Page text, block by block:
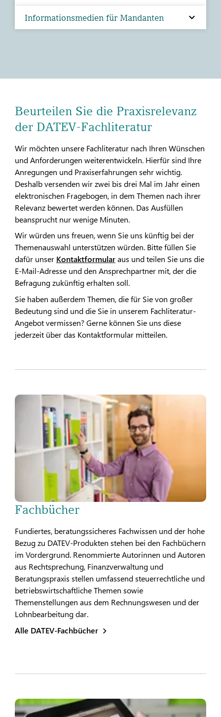
Informationsmedien für Mandanten
Beurteilen Sie die Praxisrelevanz
der DATEV-Fachliteratur
Wir möchten unsere Fachliteratur nach Ihren Wünschen
und Anforderungen weiterentwickeln. Hierfür sind Ihre
Anregungen und Praxiserfahrungen sehr wichtig.
Deshalb versenden wir zwei bis drei Mal im Jahr einen
elektronischen Fragebogen, in dem Themen nach ihrer
Relevanz bewertet werden können. Das Ausfüllen
beansprucht nur wenige Minuten.
Wir würden uns freuen, wenn Sie uns künftig bei der
Themenauswahl unterstützen würden. Bitte füllen Sie
dafür unser Kontaktformularaus und teilen Sie uns die
E-Mail-Adresse und den Ansprechpartner mit, der die
Befragung zukünftig erhalten soll.
Sie haben außerdem Themen, die für Sie von großer
Bedeutung sind und die Sie in unserem Fachliteratur-
Angebot vermissen? Gerne können Sie uns diese
jederzeit über das Kontaktformular mitteilen.
Fachbücher
Fundiertes, beratungssicheres Fachwissen und der hohe
Bezug zu DATEV-Produkten stehen bei den Fachbüchern
im Vordergrund. Renommierte Autorinnen und Autoren
aus Rechtsprechung, Finanzverwaltung und
Beratungspraxis stellen umfassend steuerrechtliche und
betriebswirtschaftliche Themen sowie
Themenstellungen aus dem Rechnungswesen und der
Lohnbearbeitung dar.
Alle DATEV-Fachbücher